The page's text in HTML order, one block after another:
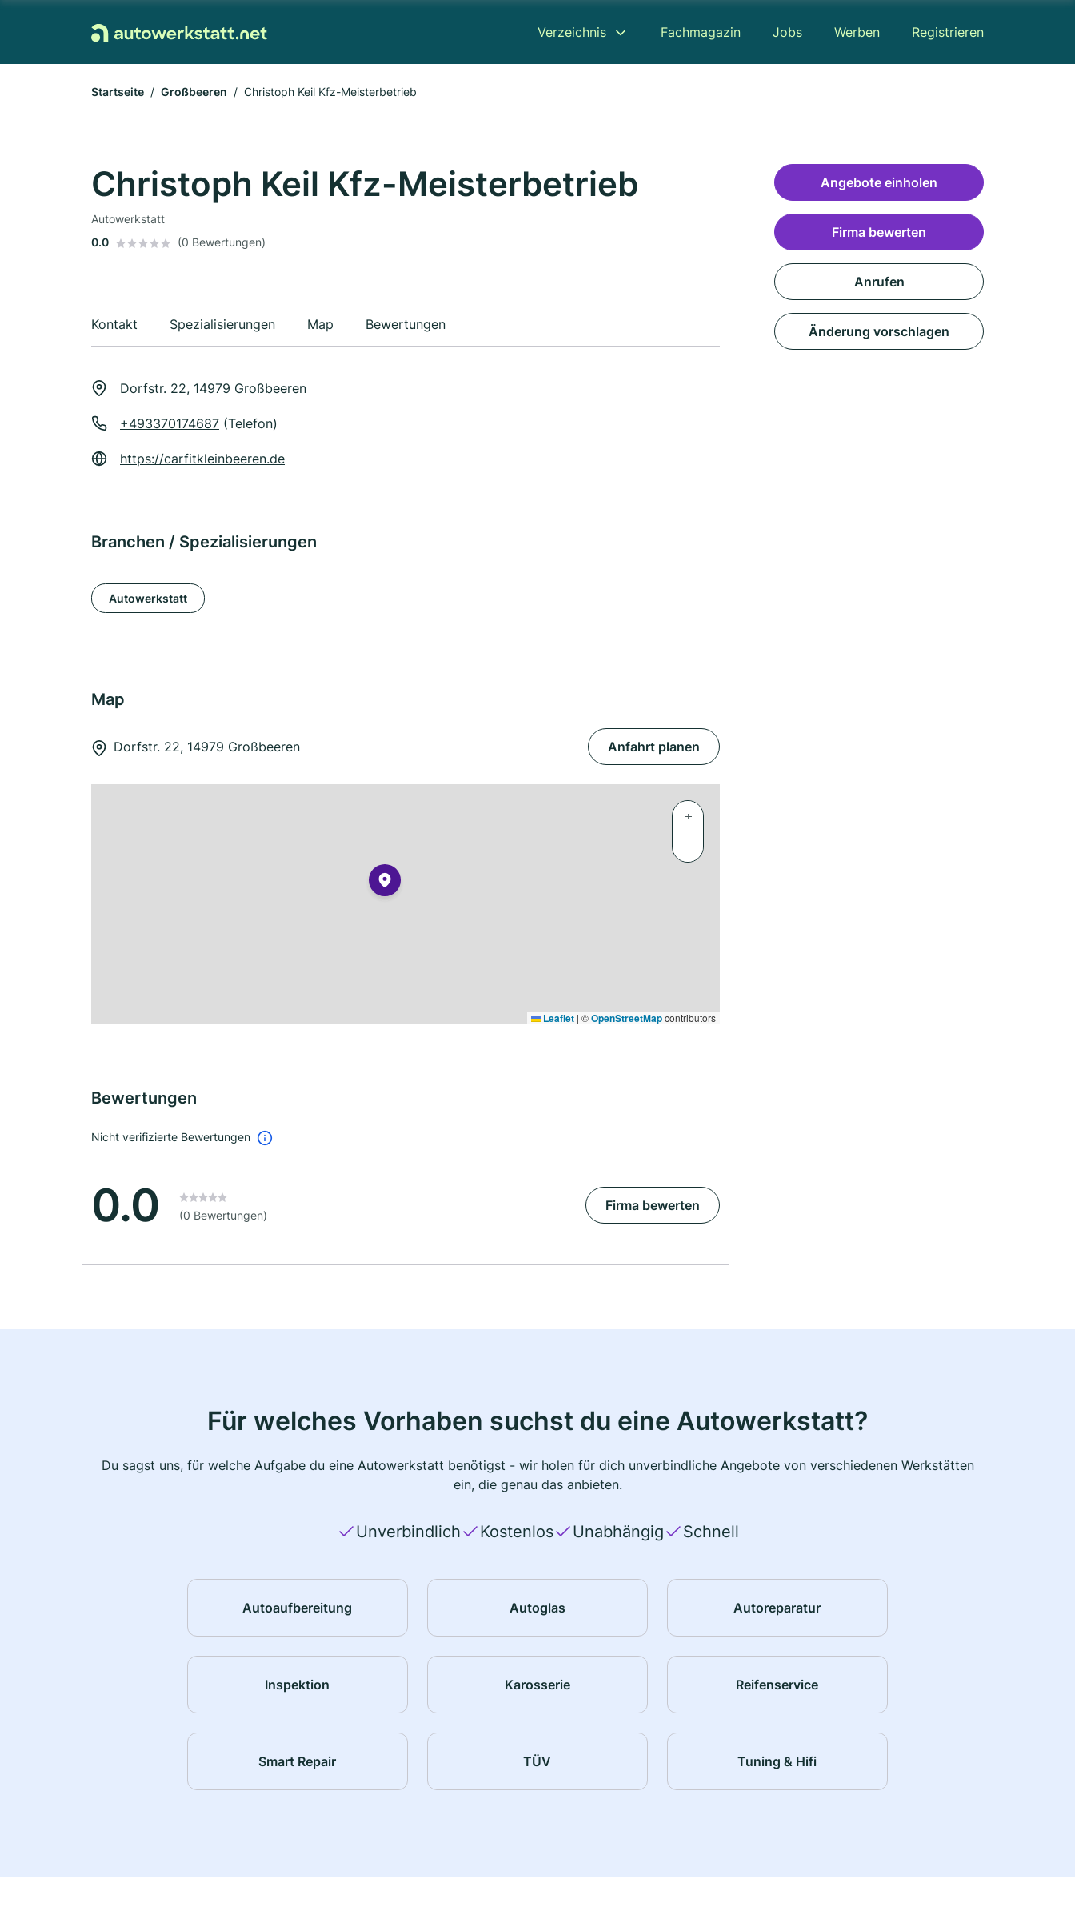
Verzeichnis Fachmagazin Jobs Werben Registrieren
Startseite Großbeeren Christoph Keil Kfz-Meisterbetrieb
Christoph Keil Kfz-Meisterbetrieb
Autowerkstatt
0.0
(0 Bewertungen)
Kontakt Spezialisierungen Map Bewertungen
Dorfstr. 22, 14979 Großbeeren
+493370174687 (Telefon)
https://carfitkleinbeeren.de
Branchen / Spezialisierungen
Autowerkstatt
Map
Dorfstr. 22, 14979 Großbeeren Anfahrt planen
+
−
Leaflet | ©OpenStreetMapcontributors
Bewertungen
Nicht verifizierte Bewertungen
0.0 (0 Bewertungen)
Firma bewerten
Angebote einholen
Firma bewerten
Anrufen
Änderung vorschlagen
Für welches Vorhaben suchst du eine Autowerkstatt?
Du sagst uns, für welche Aufgabe du eine Autowerkstatt benötigst - wir holen für dich unverbindliche Angebote von verschiedenen Werkstätten
ein, die genau das anbieten.
Unverbindlich Kostenlos Unabhängig Schnell
Autoaufbereitung Autoglas Autoreparatur
Inspektion Karosserie Reifenservice
Smart Repair TÜV Tuning & Hifi